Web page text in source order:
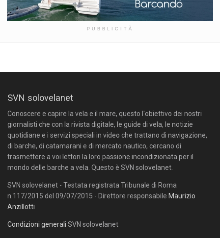
PUBBLICITÀ
SVN solovelanet
Conoscere e capire la vela e il mare, questo l'obiettivo dei nostri
giornalisti che con la rivista digitale, le guide di vela, le notizie
quotidiane e i servizi speciali in video che trattano di navigazione,
di barche, di catamarani e di mercato nautico, cercano di
trasmettere a voi lettori la loro passione incondizionata per il
mondo delle barche a vela. Questo è SVN solovelanet.
SVN solovelanet - Testata registrata Tribunale di Roma
n.117/2015 del 09/07/2015 - Direttore responsabile Maurizio
Anzillotti
Condizioni generali SVN solovelanet